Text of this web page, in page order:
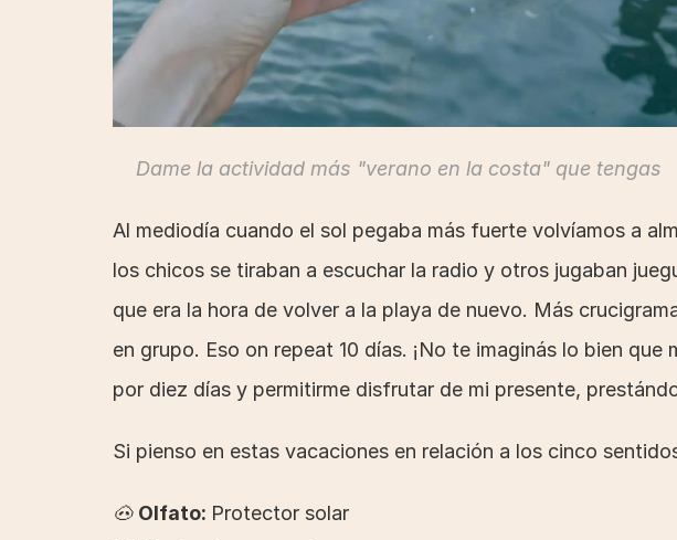
Dame la actividad más "verano en la costa" que tengas
Al mediodía cuando el sol pegaba más fuerte volvíamos a
los chicos se tiraban a escuchar la radio y otros jugaban
que era la hora de volver a la playa de nuevo. Más
en grupo. Eso on repeat 10 días. ¡No te imaginás lo bien
por diez días y permitirme disfrutar de mi presente,
Si pienso en estas vacaciones en relación a los cinco
🐽 Olfato: Protector solar